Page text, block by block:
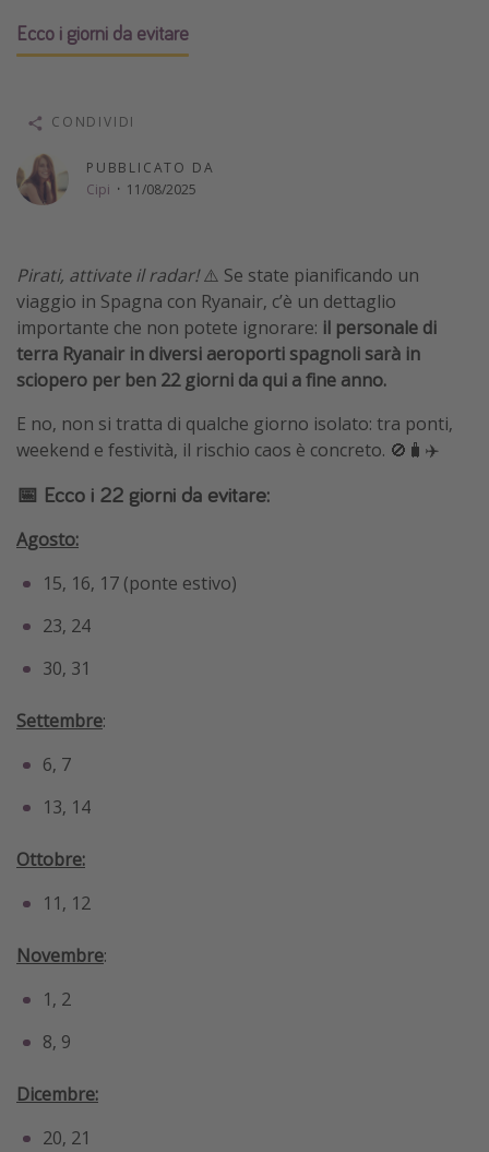
Last minute capodanno
Vacanze al mare
Viaggi per single
Calendario di viaggio
Festività del 2026
Città più visitate
Ecco i giorni da evitare
PUBBLICATO DA
Cipi · 11/08/2025
CONDIVIDI
Pirati, attivate il radar!⚠️ Se state pianificando un
viaggio in Spagna con Ryanair, c’è un dettaglio
importante che non potete ignorare: il personale di
terra Ryanair in diversi aeroporti spagnoli sarà in
sciopero per ben 22 giorni da qui a fine anno.
E no, non si tratta di qualche giorno isolato: tra ponti,
weekend e festività, il rischio caos è concreto. 🚫🧳✈️
📅 Ecco i 22 giorni da evitare:
Agosto:
15, 16, 17 (ponte estivo)
23, 24
30, 31
Settembre:
6, 7
13, 14
Ottobre:
11, 12
Novembre:
1, 2
8, 9
Dicembre:
20, 21